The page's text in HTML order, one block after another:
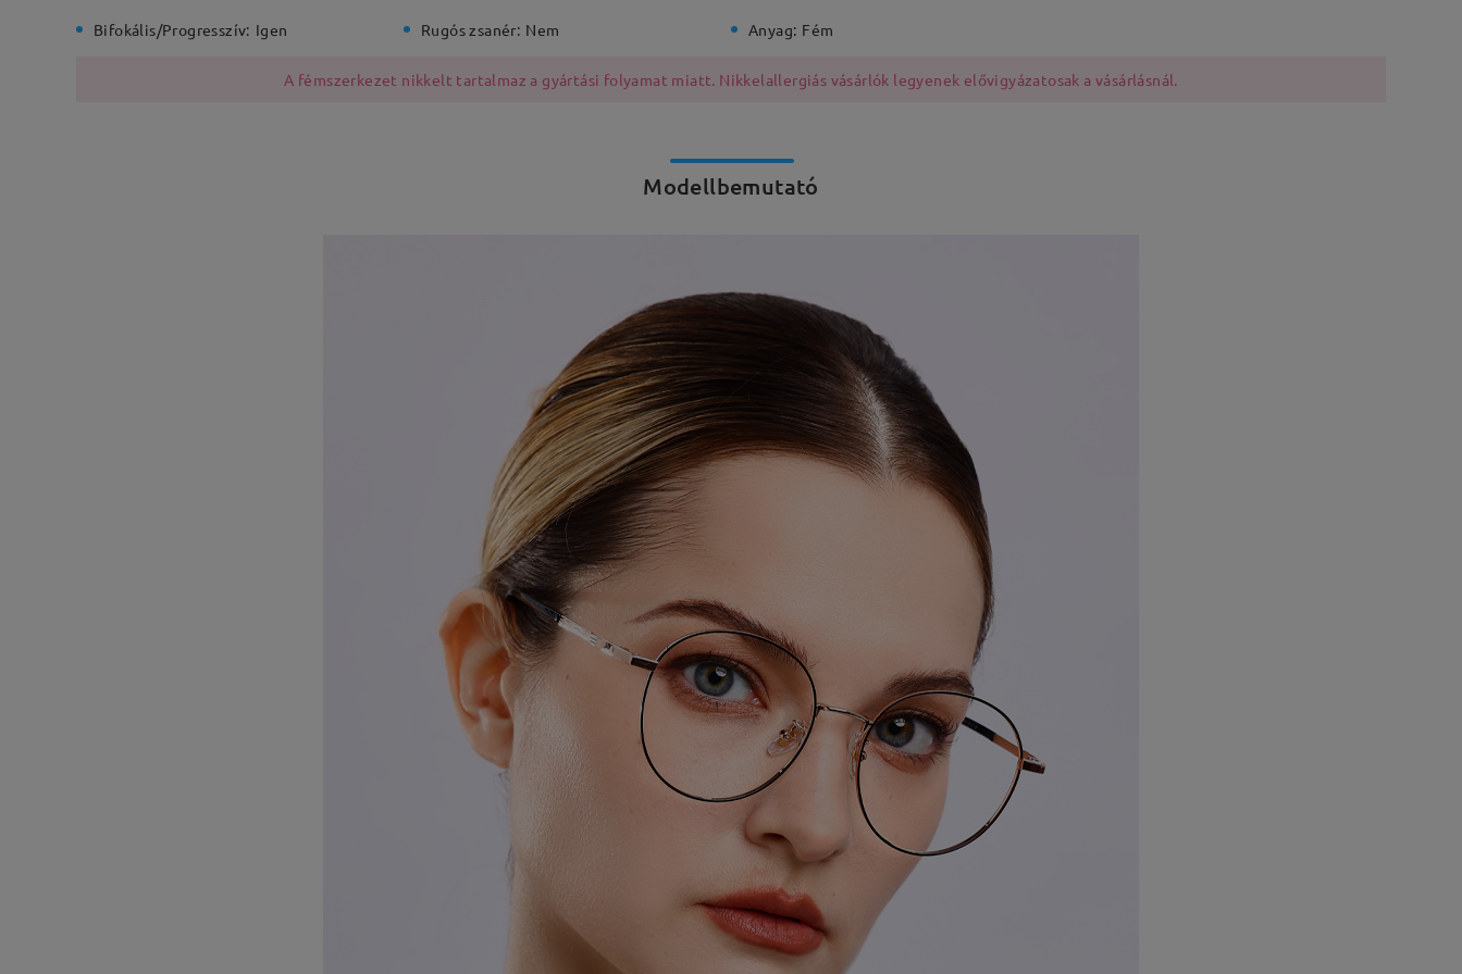
Bifokális/Progresszív: Igen Rugós zsanér: Nem Anyag: Fém
A fémszerkezet nikkelt tartalmaz a gyártási folyamat miatt. Nikkelallergiás vásárlók legyenek elővigyázatosak a vásárlásnál.
Modellbemutató